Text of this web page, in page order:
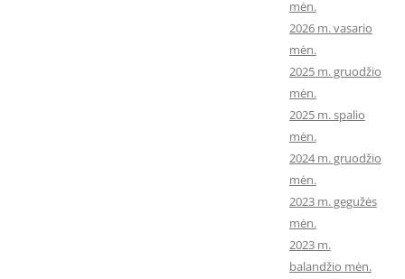
mėn.
2026 m. vasario
mėn.
2025 m. gruodžio
mėn.
2025 m. spalio
mėn.
2024 m. gruodžio
mėn.
2023 m. gegužės
mėn.
2023 m.
balandžio mėn.